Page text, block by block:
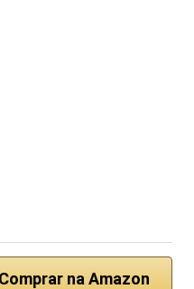
Comprar na Amazon